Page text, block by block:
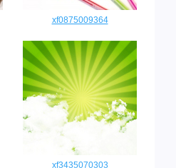
xf0875009364
xf3435070303